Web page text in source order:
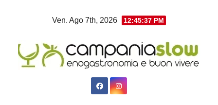
Ven. Ago 7th, 2026 12:45:38 PM